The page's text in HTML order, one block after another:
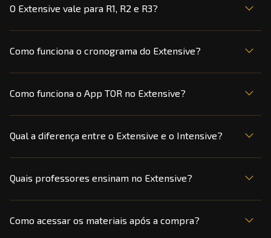
O Extensive vale para R1, R2 e R3?
Como funciona o cronograma do Extensive?
Como funciona o App TOR no Extensive?
Qual a diferença entre o Extensive e o Intensive?
Quais professores ensinam no Extensive?
Como acessar os materiais após a compra?